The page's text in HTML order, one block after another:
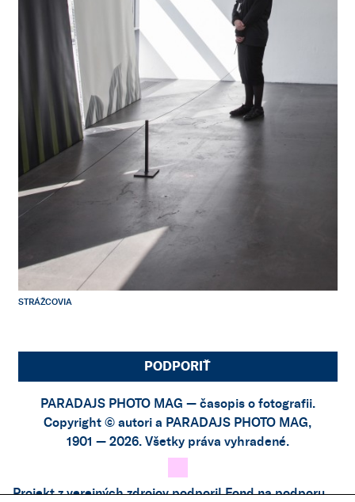
STRÁŽCOVIA
PODPORIŤ
PARADAJS PHOTO MAG — časopis o fotografii.
Copyright © autori a PARADAJS PHOTO MAG,
1901 — 2026. Všetky práva vyhradené.
Projekt z verejných zdrojov podporilFond na podporu